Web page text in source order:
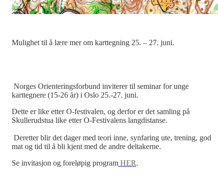
Mulighet til å lære mer om karttegning 25. – 27. juni.
Norges Orienteringsforbund inviterer til seminar for unge
karttegnere (15-26 år) i Oslo 25.-27. juni.
Dette er like etter O-festivalen, og derfor er det samling på
Skullerudstua like etter O-Festivalens langdistanse.
Deretter blir det dager med teori inne, synfaring ute, trening, god
mat og tid til å bli kjent med de andre deltakerne.
Se invitasjon og foreløpig program HER.